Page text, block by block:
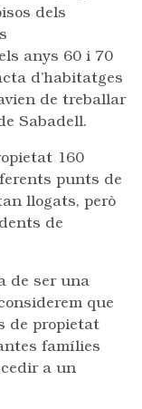
dels
anys 60 i 70
d’habitatges
de treballar
Sabadell.
160
punts de
llogats, però
de
de ser una
que
de propietat
famílies
a un